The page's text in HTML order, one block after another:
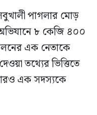
পাগলার মোড়
৮ কেজি ৪০০
এক নেতাকে
তথ্যের ভিত্তিতে
এক সদস্যকে